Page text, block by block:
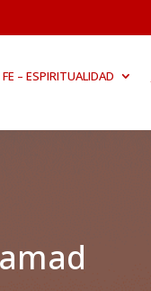
FE – ESPIRITUALIDAD